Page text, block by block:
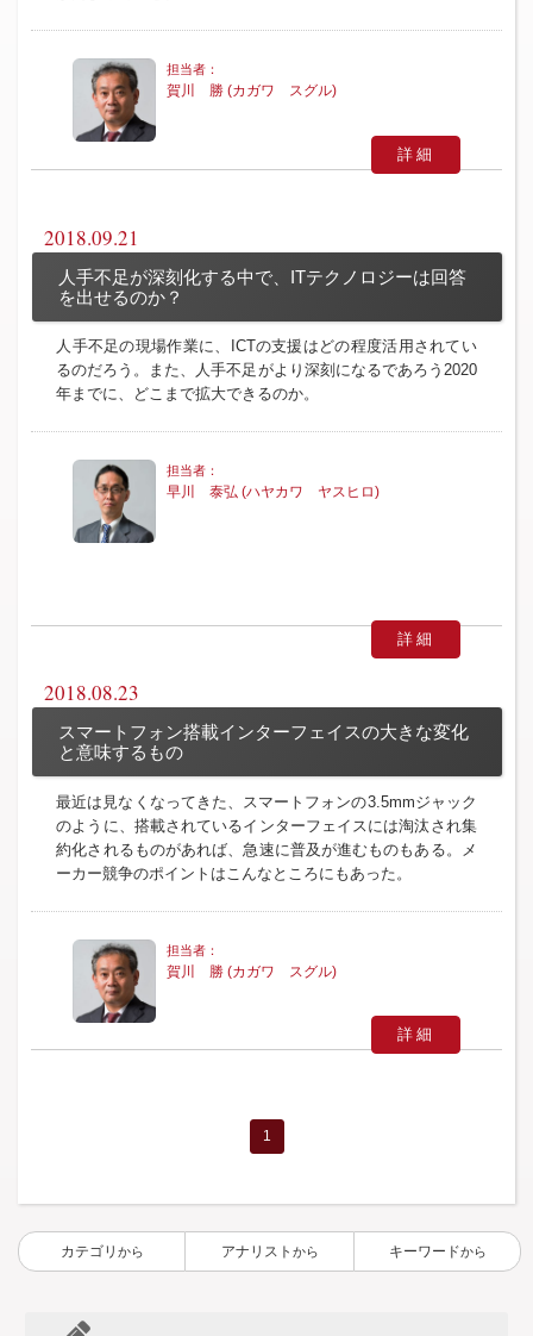
賀川 勝 (カガワ スグル)
詳細
2018.09.21
人手不足が深刻化する中で、ITテクノロジーは回答
を出せるのか？
人手不足の現場作業に、ICTの支援はどの程度活用されてい
るのだろう。また、人手不足がより深刻になるであろう2020
年までに、どこまで拡大できるのか。
早川 泰弘 (ハヤカワ ヤスヒロ)
詳細
2018.08.23
スマートフォン搭載インターフェイスの大きな変化
と意味するもの
最近は見なくなってきた、スマートフォンの3.5mmジャック
のように、搭載されているインターフェイスには淘汰され集
約化されるものがあれば、急速に普及が進むものもある。メ
ーカー競争のポイントはこんなところにもあった。
賀川 勝 (カガワ スグル)
詳細
1
カテゴリ から アナリスト から キーワードから